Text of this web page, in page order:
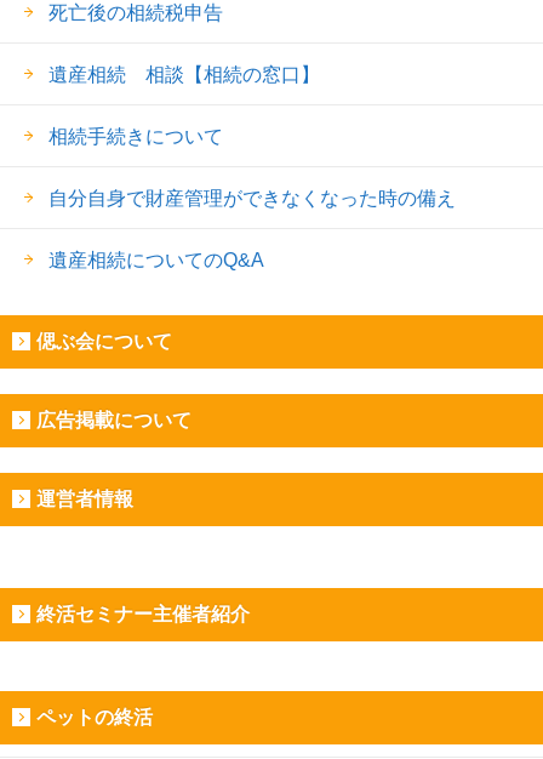
死亡後の相続税申告
遺産相続 相談【相続の窓口】
相続手続きについて
自分自身で財産管理ができなくなった時の備え
遺産相続についてのQ&A
偲ぶ会について
広告掲載について
運営者情報
終活セミナー主催者紹介
ペットの終活